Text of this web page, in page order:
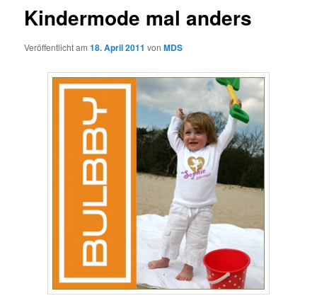
Kindermode mal anders
Veröffentlicht am18. April 2011 vonMDS